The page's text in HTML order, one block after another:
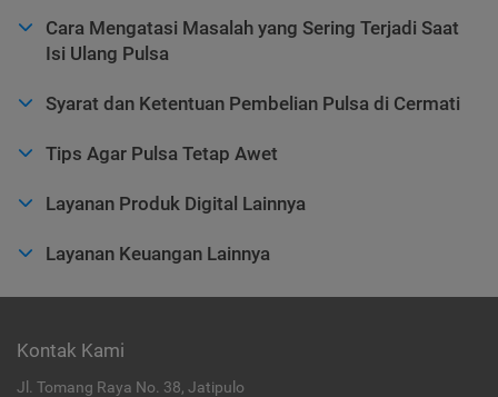
Cara Mengatasi Masalah yang Sering Terjadi Saat
Isi Ulang Pulsa
Syarat dan Ketentuan Pembelian Pulsa di Cermati
Tips Agar Pulsa Tetap Awet
Layanan Produk Digital Lainnya
Layanan Keuangan Lainnya
Kontak Kami
Jl. Tomang Raya No. 38, Jatipulo